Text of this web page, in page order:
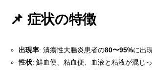
📌 症状の特徴
出現率: 潰瘍性大腸炎患者の80〜95%に出現
性状: 鮮血便、粘血便、血液と粘液が混じ